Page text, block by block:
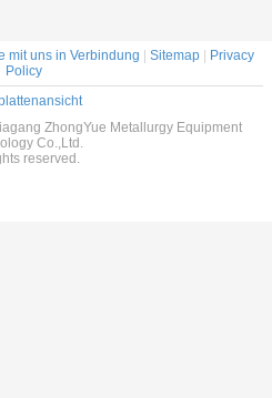
mit uns in Verbindung Sitemap
Privacy
Policy
ZhongYue Metallurgy Equipment
Co.,Ltd.
reserved.